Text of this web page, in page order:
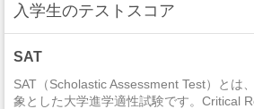
非強制性犯罪
法定強姦
入学生のテストスコア
SAT
SAT（Scholastic Assessment Test）とは
象とした大学進学適性試験です。Critical